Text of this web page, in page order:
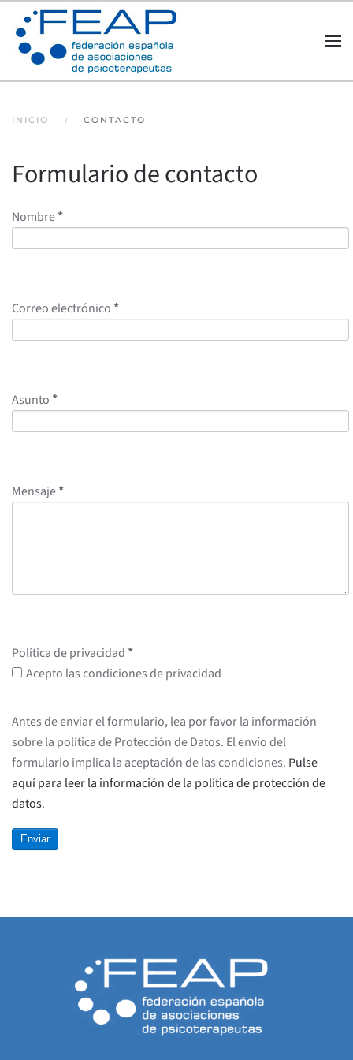
Skip to main content
INICIO CONTACTO
Formulario de contacto
Nombre*
Correo electrónico *
Asunto *
Mensaje*
Política de privacidad *
Acepto las condiciones de privacidad
Antes de enviar el formulario, lea por favor la información
sobre la política de Protección de Datos. El envío del
formulario implica la aceptación de las condiciones. Pulse
aquí para leer la información de la política de protección de
datos.
Enviar